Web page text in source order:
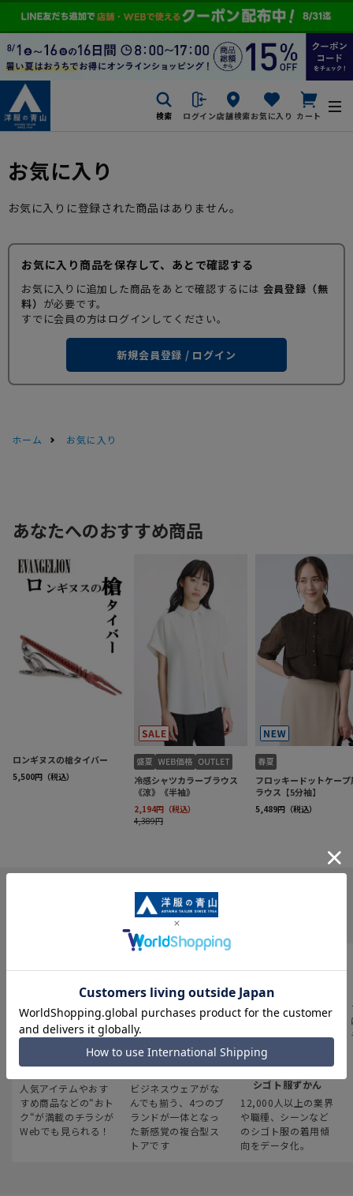
検索 ログイン店舗検索お気に入り カート
お気に入り
お気に入りに登録された商品はありません。
お気に入り商品を保存して、あとで確認する
お気に入りに追加した商品をあとで確認するには 会員登録（無
料） が必要です。
すでに会員の方はログインしてください。
新規会員登録 / ログイン
ホーム お気に入り
INFORMATION
最新のお買い得情報
人気アイテムやおす
すめ商品などの“おト
ク“が満載のチラシが
Webでも見られる！
スーツスクエア
ビジネスウェアがな
んでも揃う、4つのブ
ランドが一体となっ
た新感覚の複合型ス
トアです
みんなの
シゴト服ずかん
12,000人以上の業界
や職種、シーンなど
のシゴト服の着用傾
向をデータ化。